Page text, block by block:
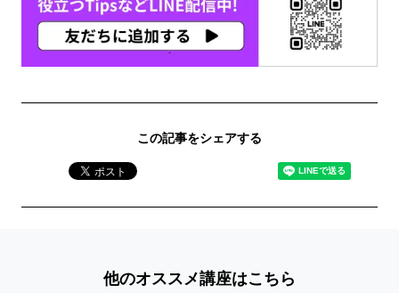
この記事をシェアする
他のオススメ講座はこちら